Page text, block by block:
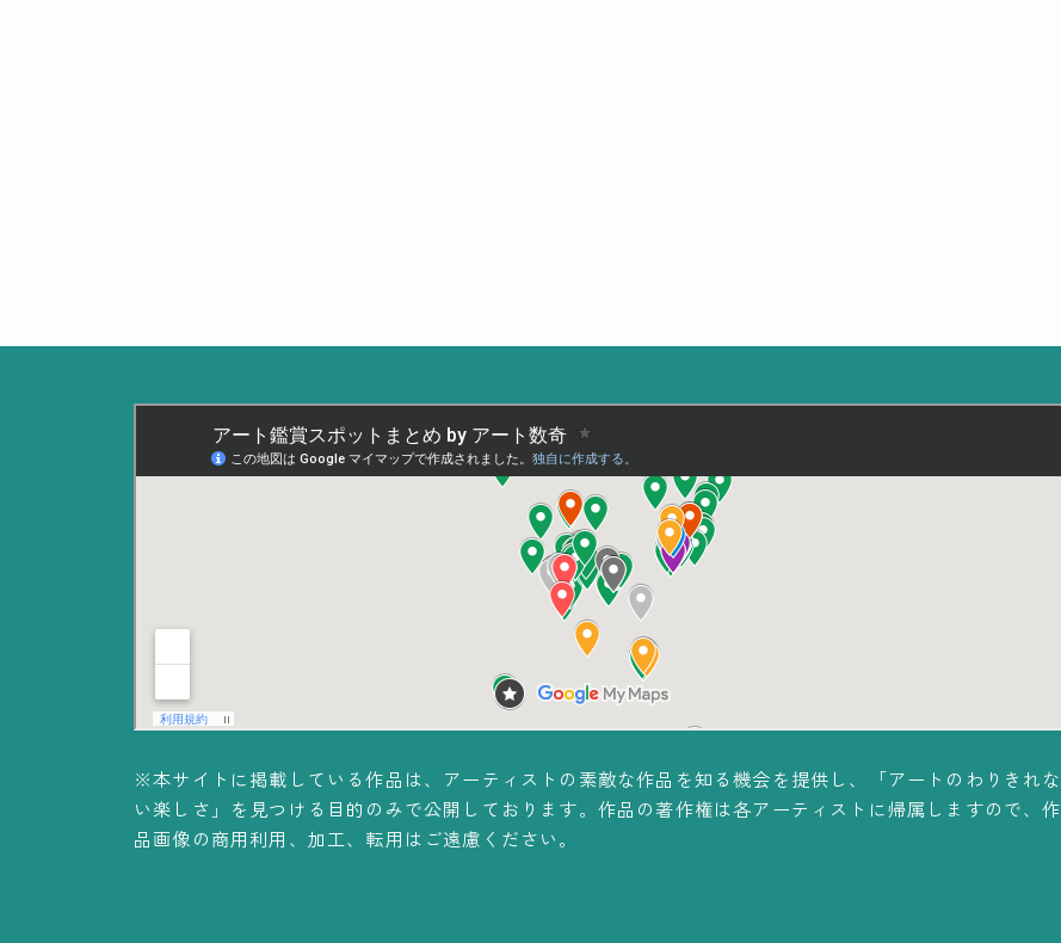
※本サイトに掲載している作品は、アーティストの素敵な作品を知る機会を提供し、「アートのわりきれな
い楽しさ」を見つける目的のみで公開しております。作品の著作権は各アーティストに帰属しますので、作
品画像の商用利用、加工、転用はご遠慮ください。